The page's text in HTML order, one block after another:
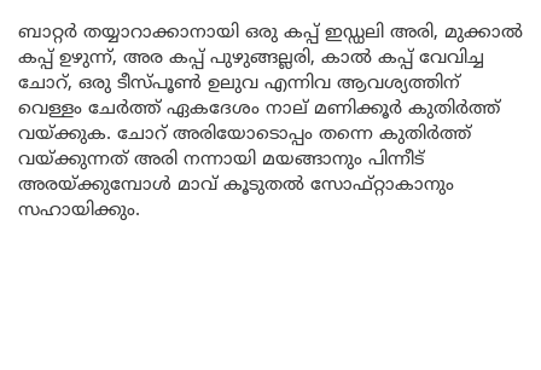
ബാറ്റർ തയ്യാറാക്കാനായി ഒരു കപ്പ് ഇഡ്ഡലി അരി, മുക്കാൽ
കപ്പ് ഉഴുന്ന്, അര കപ്പ് പുഴുങ്ങല്ലരി, കാൽ കപ്പ് വേവിച്ച
ചോറ്, ഒരു ടീസ്പൂൺ ഉലുവ എന്നിവ ആവശ്യത്തിന്
വെള്ളം ചേർത്ത് ഏകദേശം നാല് മണിക്കൂർ കുതിർത്ത്
വയ്ക്കുക. ചോറ് അരിയോടൊപ്പം തന്നെ കുതിർത്ത്
വയ്ക്കുന്നത് അരി നന്നായി മയങ്ങാനും പിന്നീട്
അരയ്ക്കുമ്പോൾ മാവ് കൂടുതൽ സോഫ്റ്റാകാനും
സഹായിക്കും.